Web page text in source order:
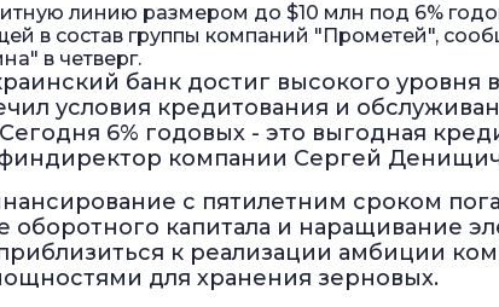
линию размером до $10 млн под 6%
в состав группы компаний "Прометей",
в четверг.
банк достиг высокого уровня
условия кредитования и
6% годовых - это выгодная
финдиректор компании Сергей
с пятилетним сроком
оборотного капитала и наращивание
к реализации амбиции
для хранения зерновых.